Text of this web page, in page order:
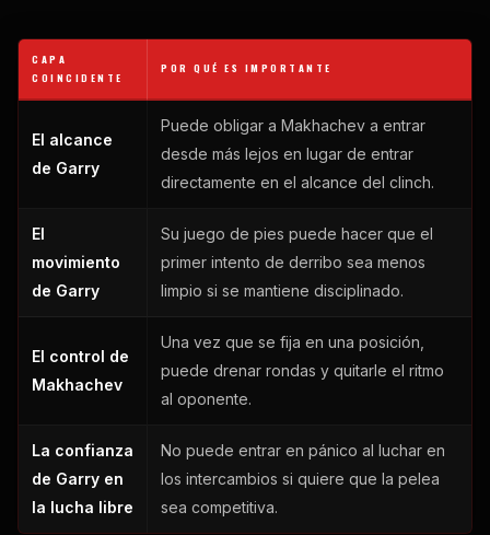
CAPA
COINCIDENTE
POR QUÉ ES IMPORTANTE
El alcance
de Garry
Puede obligar a Makhachev a entrar
desde más lejos en lugar de entrar
directamente en el alcance del clinch.
El
movimiento
de Garry
Su juego de pies puede hacer que el
primer intento de derribo sea menos
limpio si se mantiene disciplinado.
El control de
Makhachev
Una vez que se fija en una posición,
puede drenar rondas y quitarle el ritmo
al oponente.
La confianza
de Garry en
la lucha libre
No puede entrar en pánico al luchar en
los intercambios si quiere que la pelea
sea competitiva.